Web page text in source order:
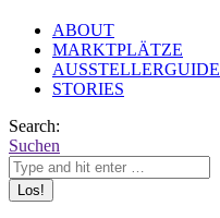
ABOUT
MARKTPLÄTZE
AUSSTELLERGUIDE
STORIES
Search:
Suchen